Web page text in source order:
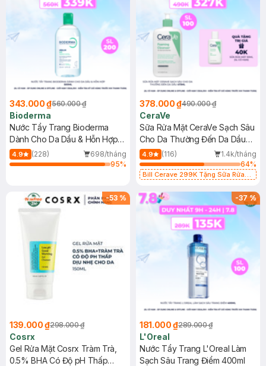
343.000 ₫560.000 ₫
Bioderma
Nước Tẩy Trang Bioderma
Dành Cho Da Dầu & Hỗn Hợp
500ml
4.9 (228)
698/tháng
95%
378.000 ₫490.000 ₫
CeraVe
Sữa Rửa Mặt CeraVe Sạch Sâu
Cho Da Thường Đến Da Dầu
473ml
4.9 (116)
1.4k/tháng
64%
Bill Cerave 299K Tặng Sữa Rửa
-53 %
139.000 ₫298.000 ₫
Cosrx
Gel Rửa Mặt Cosrx Tràm Trà,
0.5% BHA Có Độ pH Thấp
-37%
181.000 ₫289.000 ₫
L'Oreal
Nước Tẩy Trang L'Oreal Làm
Sạch Sâu Trang Điểm 400ml